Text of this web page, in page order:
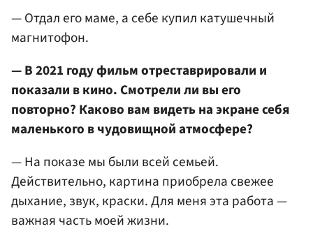
— Отдал его маме, а себе купил катушечный
магнитофон.
— В 2021 году фильм отреставрировали и
показали в кино. Смотрели ли вы его
повторно? Каково вам видеть на экране себя
маленького в чудовищной атмосфере?
— На показе мы были всей семьей.
Действительно, картина приобрела свежее
дыхание, звук, краски. Для меня эта работа —
важная часть моей жизни.